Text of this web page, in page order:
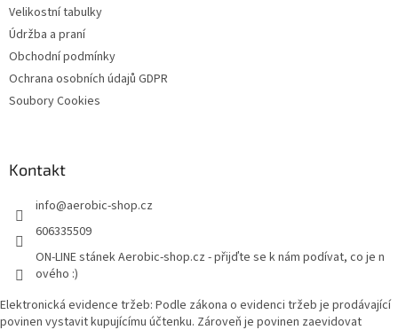
Velikostní tabulky
Údržba a praní
Obchodní podmínky
Ochrana osobních údajů GDPR
Soubory Cookies
Kontakt
info@aerobic-shop.cz
606335509
ON-LINE stánek Aerobic-shop.cz - přijďte se k nám podívat, co je n
ového :)
Elektronická evidence tržeb: Podle zákona o evidenci tržeb je prodávající
povinen vystavit kupujícímu účtenku. Zároveň je povinen zaevidovat